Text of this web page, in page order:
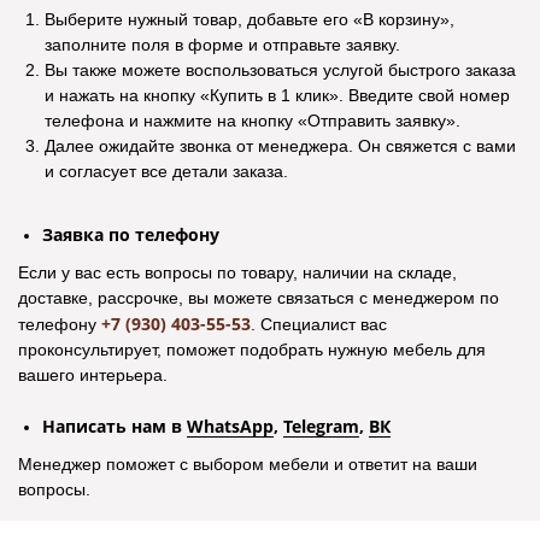
Выберите нужный товар, добавьте его «В корзину»,
заполните поля в форме и отправьте заявку.
Вы также можете воспользоваться услугой быстрого заказа
и нажать на кнопку «Купить в 1 клик». Введите свой номер
телефона и нажмите на кнопку «Отправить заявку».
Далее ожидайте звонка от менеджера. Он свяжется с вами
и согласует все детали заказа.
Заявка по телефону
Если у вас есть вопросы по товару, наличии на складе,
доставке, рассрочке, вы можете связаться с менеджером по
телефону +7 (930) 403-55-53 . Специалист вас
проконсультирует, поможет подобрать нужную мебель для
вашего интерьера.
Написать нам в WhatsApp, Telegram, ВК
Менеджер поможет с выбором мебели и ответит на ваши
вопросы.
Посмотреть отзыв на Яндекс Картах Посмотреть отзыв
Акционные товары
Информация
Оплата и доставка
Возврат и обмен
Оптовикам
О компании